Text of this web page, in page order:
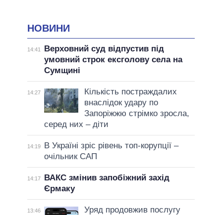
НОВИНИ
14:41
Верховний суд відпустив під
умовний строк ексголову села на
Сумщині
14:27
Кількість постраждалих
внаслідок удару по
Запоріжжю стрімко зросла,
серед них – діти
14:19
В Україні зріс рівень топ-корупції –
очільник САП
14:17
ВАКС змінив запобіжний захід
Єрмаку
13:46
Уряд продовжив послугу